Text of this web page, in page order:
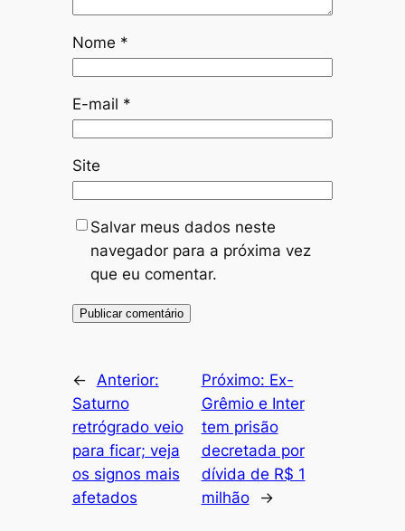
Nome *
E-mail *
Site
Salvar meus dados neste
navegador para a próxima vez
que eu comentar.
←
Anterior:
Saturno
retrógrado veio
para ficar; veja
os signos mais
afetados
Próximo: Ex-
Grêmio e Inter
tem prisão
decretada por
dívida de R$ 1
milhão
→